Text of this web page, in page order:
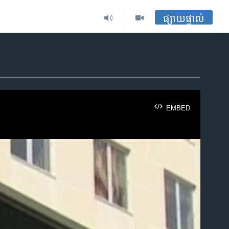
ផ្សាយផ្ទាល់
EMBED